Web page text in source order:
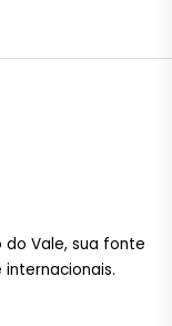
Vale, sua fonte